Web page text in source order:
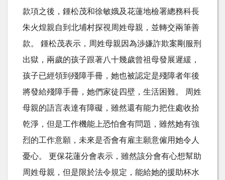
款項之後，鍾松茂和徐敏娥及花蓮地檢署總務科長
朱火煌親自到北埔村探視周姓母親，並轉交兩筆善
款。 鍾松茂表示，周姓母親因為渉嫌詐欺案剛服刑
出獄，兩歲的孩子跟著八十幾歲曾祖母發展遲緩，
孩子已經領到殘障手冊，她也被認定是殘障者年後
將發給殘障手冊，她們家徒四壁，生活困難。 周姓
母親的語言表達有障礙，雖然還有能力把住處收拾
乾淨，但是工作機能上恐怕會有問題，雖然她有強
烈的工作意願，未來是否會有雇主願意僱用她令人
憂心。 更保花蓮分會表示，雖然該分會有心想幫助
周姓母親，但是限於法令規定，能給她的援助杯水